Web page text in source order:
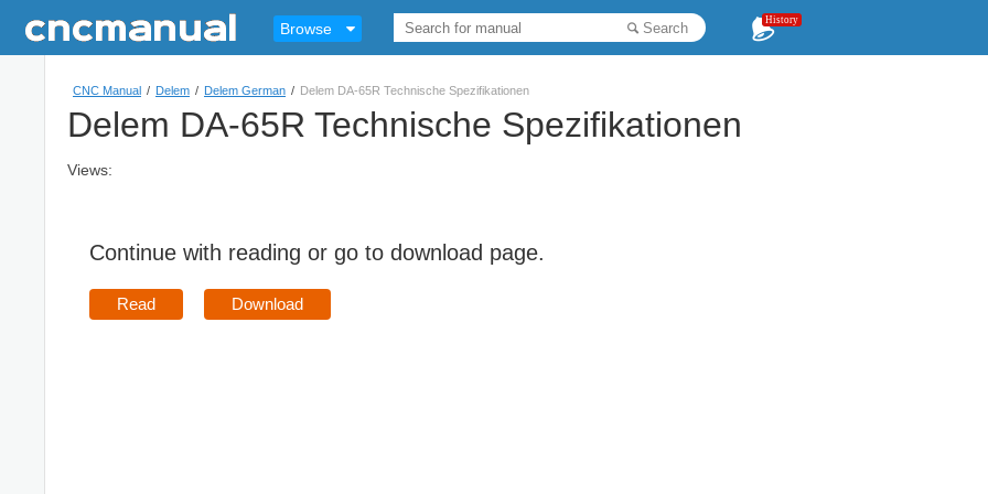
Browse Search History
CNC Manual / Delem / Delem German / Delem DA-65R Technische Spezifikationen
Delem DA-65R Technische Spezifikationen
Views:
Continue with reading or go to download page.
Read Download